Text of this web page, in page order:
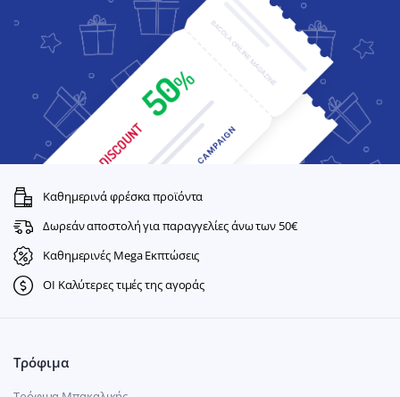
Καθημερινά φρέσκα προϊόντα
Δωρεάν αποστολή για παραγγελίες άνω των 50€
Καθημερινές Mega Εκπτώσεις
ΟΙ Καλύτερες τιμές της αγοράς
Τρόφιμα